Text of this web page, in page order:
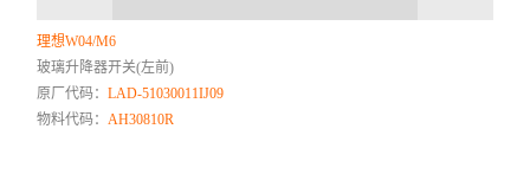
理想W04/M6
玻璃升降器开关(左前)
原厂代码：LAD-51030011IJ09
物料代码： AH30810R